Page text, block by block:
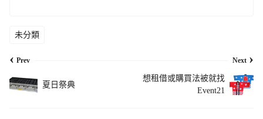
未分類
夏日祭典
‹ Prev
想租借或購買法被就找
Event21
Next ›